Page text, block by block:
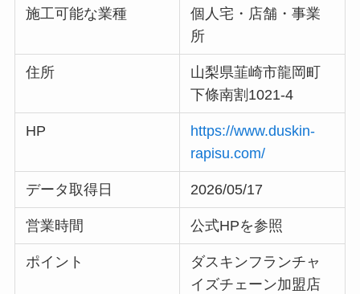
施工可能な業種
個人宅・店舗・事業
所
住所
山梨県韮崎市龍岡町
下條南割1021-4
HP
https://www.duskin-
rapisu.com/
データ取得日 2026/05/17
営業時間 公式HPを参照
ポイント
ダスキンフランチャ
イズチェーン加盟店